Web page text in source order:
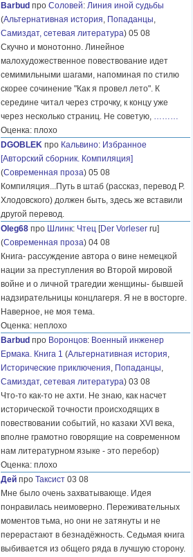
Barbud про Соловей: Линия иной судьбы
(Альтернативная история, Попаданцы,
Самиздат, сетевая литература) 05 08
Скучно и монотонно. Линейное
малохудожественное повествование идет
семимильными шагами, напоминая по стилю
скорее сочинение "Как я провел лето". К
середине читал через строчку, к концу уже
через несколько страниц. Не советую, ………
Оценка: плохо
DGOBLEK про Кальвино: Избранное
[Авторский сборник. Компиляция]
(Современная проза) 05 08
Компиляция...Путь в штаб (рассказ, перевод Р.
Хлодовского) должен быть, здесь же вставили
другой перевод.
Oleg68 про Шлинк: Чтец [Der Vorleser ru]
(Современная проза) 04 08
Книга- рассуждение автора о вине немецкой
нации за преступления во Второй мировой
войне и о личной трагедии женщины- бывшей
надзирательницы концлагеря. Я не в восторге.
Наверное, не моя тема.
Оценка: неплохо
Barbud про Воронцов: Военный инженер
Ермака. Книга 1 (Альтернативная история,
Исторические приключения, Попаданцы,
Самиздат, сетевая литература) 03 08
Что-то как-то не ахти. Не знаю, как насчет
исторической точности происходящих в
повествовании событий, но казаки XVI века,
вполне грамотно говорящие на современном
нам литературном языке - это перебор)
Оценка: плохо
Дей про Таксист 03 08
Мне было очень захватывающе. Идея
понравилась неимоверно. Переживательных
моментов тьма, но они не затянуты и не
перерастают в безнадёжность. Седьмая книга
выбивается из общего ряда в лучшую сторону.